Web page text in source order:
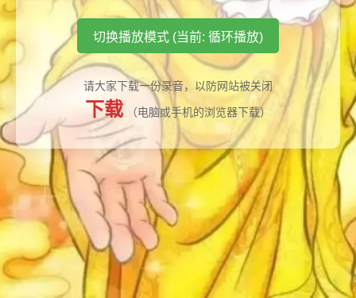
切换播放模式 (当前: 循环播放)
请大家下载一份录音，以防网站被关闭
下载 （电脑或手机的浏览器下载）